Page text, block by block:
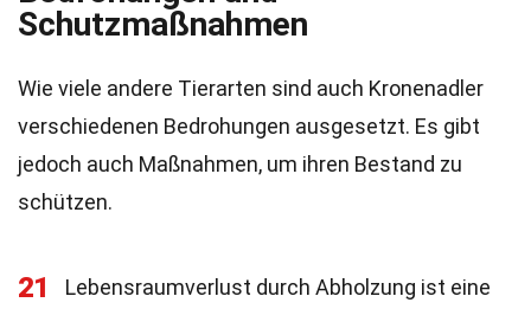
Schutzmaßnahmen
Wie viele andere Tierarten sind auch Kronenadler
verschiedenen Bedrohungen ausgesetzt. Es gibt
jedoch auch Maßnahmen, um ihren Bestand zu
schützen.
21
Lebensraumverlust durch Abholzung ist eine